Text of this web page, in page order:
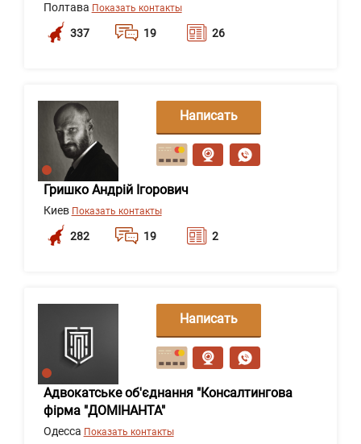
Полтава Показать контакты
337 19 26
Гришко Андрій Ігорович
Киев Показать контакты
282 19 2
Написать
сообщение
Адвокатське об'єднання "Консалтингова
фірма "ДОМІНАНТА"
Одесса Показать контакты
Написать
сообщение